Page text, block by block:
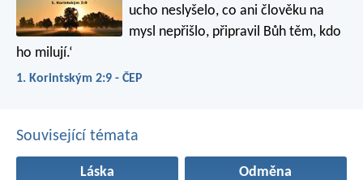
ucho neslyšelo, co ani člověku na
mysl nepřišlo, připravil Bůh těm, kdo
ho milují.‘
1. Korintským 2:9 - ČEP
Související témata
Láska Odměna